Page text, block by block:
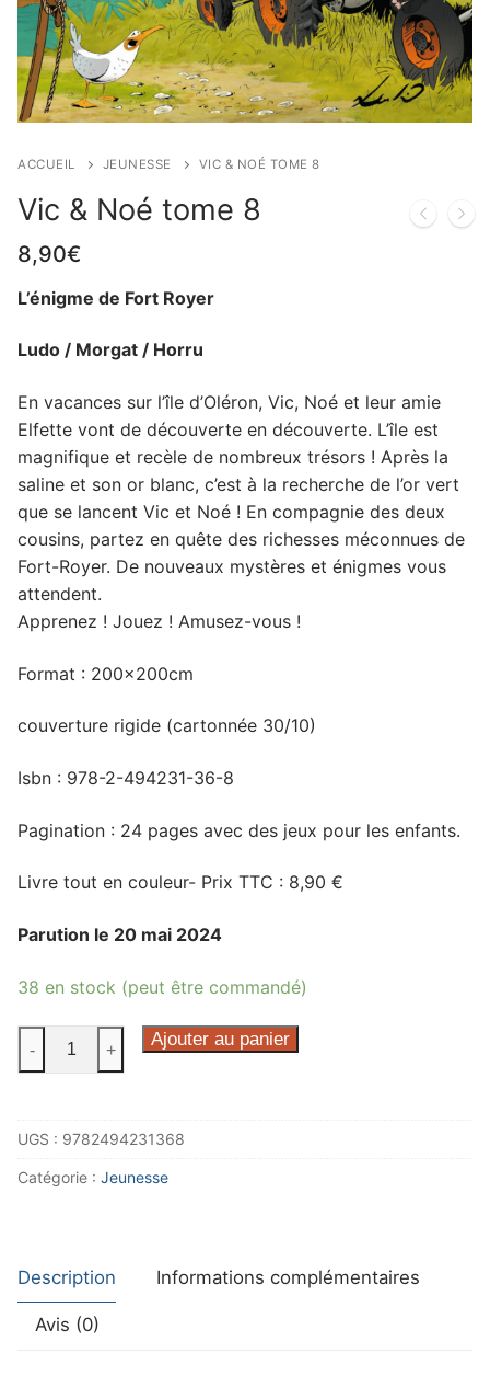
ACCUEIL JEUNESSE VIC & NOÉ TOME 8
Vic & Noé tome 8
8,90€
L’énigme de Fort Royer
Ludo / Morgat / Horru
En vacances sur l’île d’Oléron, Vic, Noé et leur amie
Elfette vont de découverte en découverte. L’île est
magnifique et recèle de nombreux trésors ! Après la
saline et son or blanc, c’est à la recherche de l’or vert
que se lancent Vic et Noé ! En compagnie des deux
cousins, partez en quête des richesses méconnues de
Fort-Royer. De nouveaux mystères et énigmes vous
attendent.
Apprenez ! Jouez ! Amusez-vous !
Format : 200x200cm
couverture rigide (cartonnée 30/10)
Isbn : 978-2-494231-36-8
Pagination : 24 pages avec des jeux pour les enfants.
Livre tout en couleur- Prix TTC : 8,90 €
Parution le 20 mai 2024
38 en stock (peut être commandé)
quantité
de
Noé
tome
- + Ajouter au panier
UGS : 9782494231368
Catégorie : Jeunesse
Description Informations complémentaires
Avis (0)